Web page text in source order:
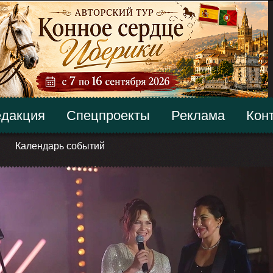
Календарь событий
Спецпроекты Реклама